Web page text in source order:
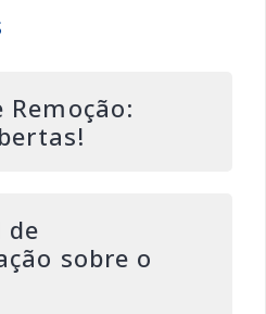
Remoção:
de
sobre o